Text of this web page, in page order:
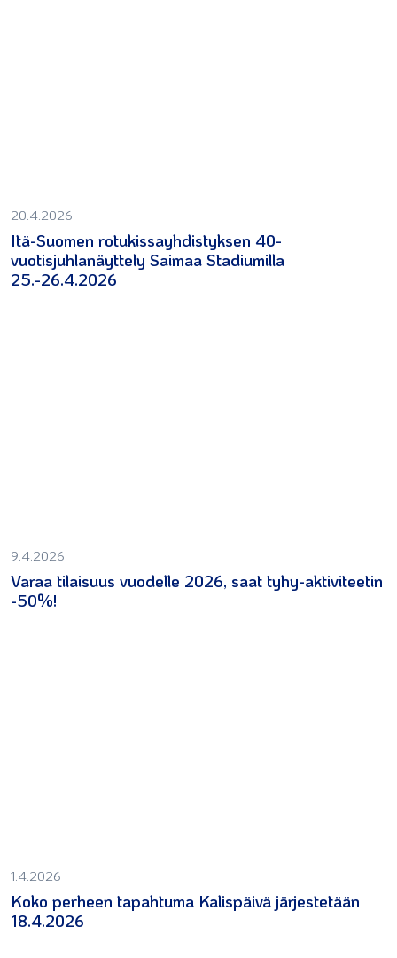
20.4.2026
Itä-Suomen rotukissayhdistyksen 40-
vuotisjuhlanäyttely Saimaa Stadiumilla
25.-26.4.2026
9.4.2026
Varaa tilaisuus vuodelle 2026, saat tyhy-aktiviteetin
-50%!
1.4.2026
Koko perheen tapahtuma Kalispäivä järjestetään
18.4.2026